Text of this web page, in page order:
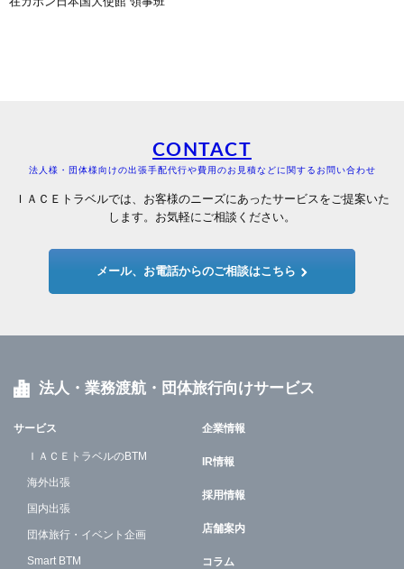
CONTACT
法人様・団体様向けの出張手配代行や費用のお見積などに関するお問い合わせ
ＩＡＣＥトラベルでは、お客様のニーズにあったサービスをご提案いた
します。お気軽にご相談ください。
メール、お電話からのご相談はこちら
法人・業務渡航・団体旅行向けサービス
サービス
ＩＡＣＥトラベルのBTM
海外出張
国内出張
団体旅行・イベント企画
Smart BTM
企業情報
IR情報
採用情報
店舗案内
コラム